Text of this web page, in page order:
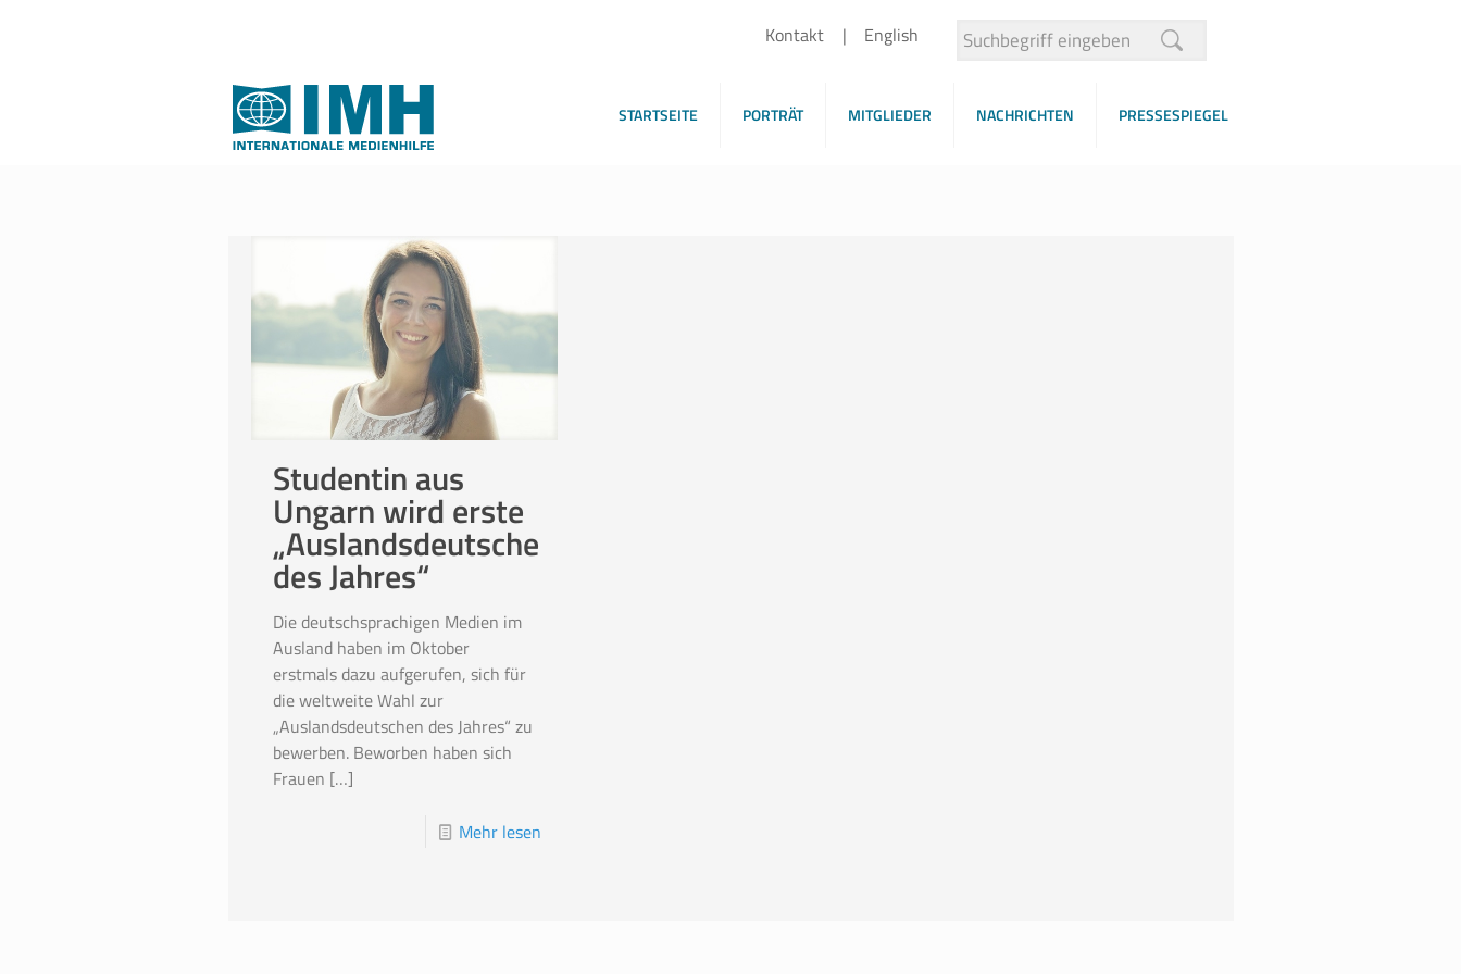
Kontakt English
STARTSEITE PORTRÄT MITGLIEDER NACHRICHTEN PRESSESPIEGEL
Studentin aus
Ungarn wird erste
„Auslandsdeutsche
des Jahres“
Die deutschsprachigen Medien im
Ausland haben im Oktober
erstmals dazu aufgerufen, sich für
die weltweite Wahl zur
„Auslandsdeutschen des Jahres“ zu
bewerben. Beworben haben sich
Frauen […]
Mehr lesen